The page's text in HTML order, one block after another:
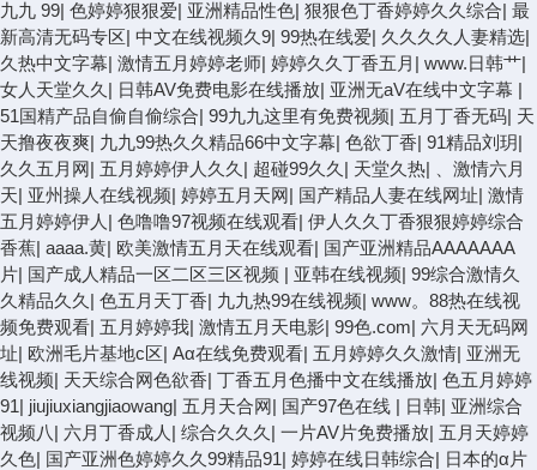
九九 99| 色婷婷狠狠爱| 亚洲精品性色| 狠狠色丁香婷婷久久综合| 最
新高清无码专区| 中文在线视频久9| 99热在线爱| 久久久久人妻精选|
久热中文字幕| 激情五月婷婷老师| 婷婷久久丁香五月 | www.日韩艹|
女人天堂久久 | 日韩AV免费电影在线播放| 亚洲无aV在线中文字幕 |
51国精产品自偷自偷综合| 99九九这里有免费视频| 五月丁香无码| 天
天撸夜夜爽| 九九99热久久精品66中文字幕| 色欲丁香| 91精品刘玥|
久久五月网| 五月婷婷伊人久久 | 超碰99久久 | 天堂久热|
、激情六月
天| 亚州操人在线视频| 婷婷五月天网| 国产精品人妻在线网址| 激情
五月婷婷伊人 | 色噜噜97视频在线观看| 伊人久久丁香狠狠婷婷综合
香蕉| aaaa.黄| 欧美激情五月天在线观看| 国产亚洲精品AAAAAAA
片| 国产成人精品一区二区三区视频 | 亚韩在线视频| 99综合激情久
久精品久久 | 色五月天丁香| 九九热99在线视频| www。88热在线视
频免费观看| 五月婷婷我| 激情五月天电影| 99色.com| 六月天无码网
址| 欧洲毛片基地c区| Aα在线免费观看| 五月婷婷久久激情| 亚洲无
线视频| 天天综合网色欲香| 丁香五月色播中文在线播放| 色五月婷婷
91| jiujiuxiangjiaowang| 五月天合网| 国产97色在线 | 日韩| 亚洲综合
视频八 | 六月丁香成人 | 综合久久久 | 一片AV片免费播放| 五月天婷婷
久色| 国产亚洲色婷婷久久99精品91| 婷婷在线日韩综合| 日本的α片